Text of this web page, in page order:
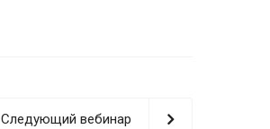
Следующий вебинар